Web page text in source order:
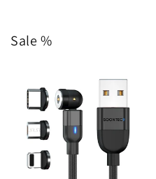
Sale %